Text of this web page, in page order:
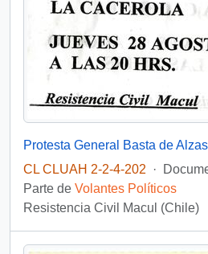
CL CLUAH 2-2-4-202
·
Parte de Volantes Políticos
Resistencia Civil Macul (Chile)